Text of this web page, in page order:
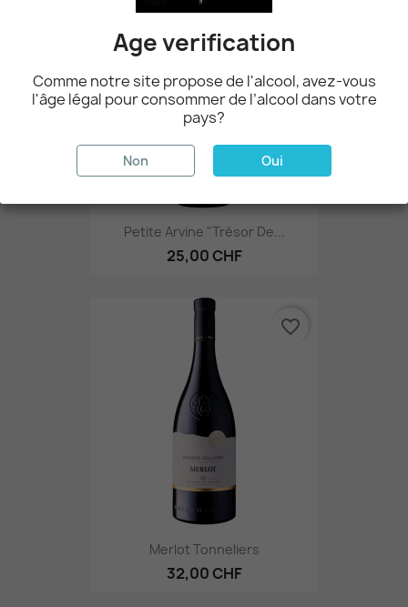
Petite Arvine "Trésor De...
25,00 CHF
Merlot Tonneliers
32,00 CHF
favorite_border
Age verification
Comme notre site propose de l'alcool, avez-vous
l'âge légal pour consommer de l’alcool dans votre
pays?
Non Oui